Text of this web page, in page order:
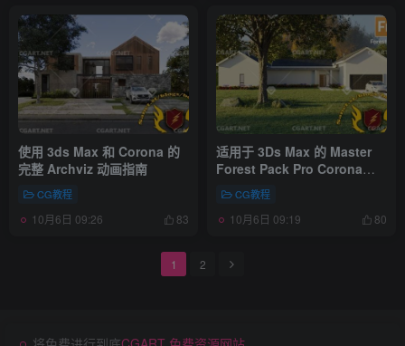
使用 3ds Max 和 Corona 的
完整 Archviz 动画指南
CG教程
10月6日 09:26 83
适用于 3Ds Max 的 Master
Forest Pack Pro Corona渲
染教程 建筑可视化
CG教程
10月6日 09:19 80
1 2